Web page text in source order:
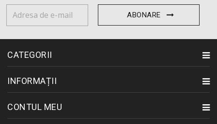
ABONARE
CATEGORII
INFORMAȚII
CONTUL MEU